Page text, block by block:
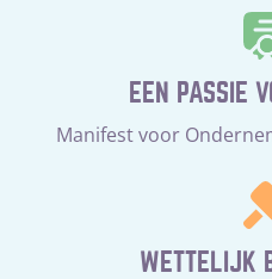
EEN PASSIE
Manifest voor
WETTELIJK